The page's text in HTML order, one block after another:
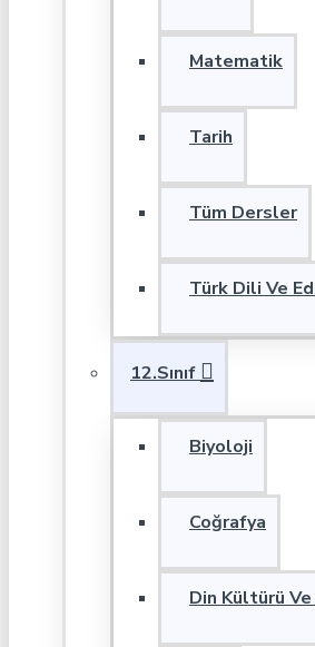
Matematik
Tarih
Tüm Dersler
Türk Dili Ve
12.Sınıf
Biyoloji
Coğrafya
Din Kültürü